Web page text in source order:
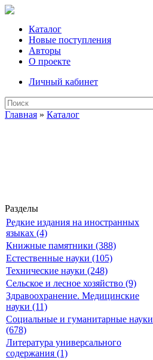
Каталог
Новые поступления
Авторы
О проекте
Личный кабинет
Главная » Каталог
Разделы
Редкие издания на иностранных
языках (4)
Книжные памятники (388)
Естественные науки (105)
Технические науки (248)
Сельское и лесное хозяйство (9)
Здравоохранение. Медицинские
науки (11)
Социальные и гуманитарные науки
(678)
Литература универсального
содержания (1)